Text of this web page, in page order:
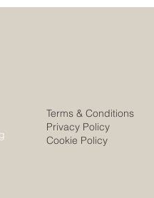
Terms & Conditions
Privacy Policy
Cookie Policy